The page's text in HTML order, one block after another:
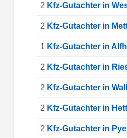
2 Kfz-Gutachter in
2 Kfz-Gutachter in
1 Kfz-Gutachter in
2 Kfz-Gutachter in
2 Kfz-Gutachter in
2 Kfz-Gutachter in
2 Kfz-Gutachter in Pye